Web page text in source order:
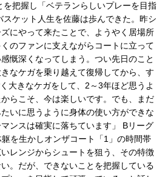
を把握し「ベテランらしいプレーを目指
ケット人生を佐藤は歩んできた。昨シ
にやって来たことで、ようやく居場所
のファンに支えながらコートに立って
慨深くなってしまう。つい先日のこと
なケガを乗り越えて復帰してから、す
大きなケガをして、2～3年ほど思うよ
らこそ、今は楽しいです。でも、まだ
いに思うように身体の使い方ができな
ンスは確実に落ちています」 Bリーグ
を生かしオンザコート「1」の時間帯
レンジからシュートを狙う、その特徴
。だが、できないことを把握している